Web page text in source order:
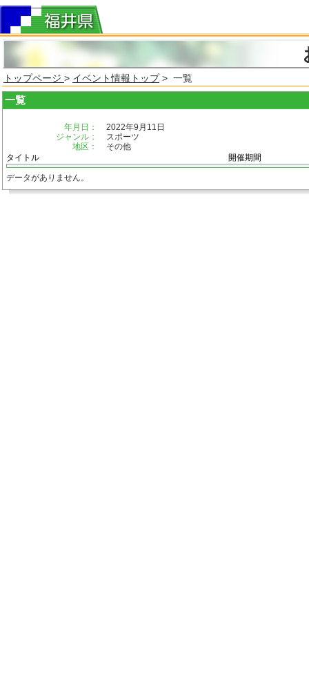
トップページ > イベント情報トップ> 一覧
一覧
年月日：
2022年9月11日
ジャンル：
スポーツ
地区：
その他
タイトル
開催期間
データがありません。